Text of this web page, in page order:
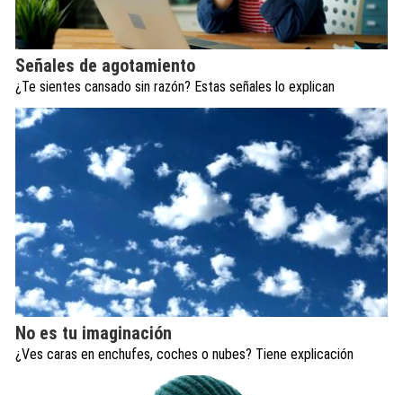
Señales de agotamiento
¿Te sientes cansado sin razón? Estas señales lo explican
No es tu imaginación
¿Ves caras en enchufes, coches o nubes? Tiene explicación